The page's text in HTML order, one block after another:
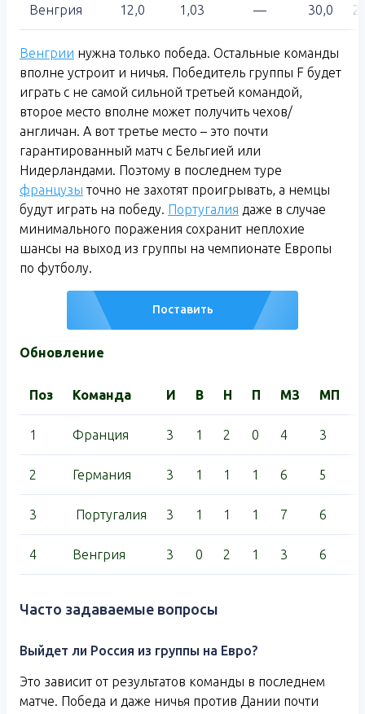
Венгрия 12,0 1,03 — 30,0
Венгрии нужна только победа. Остальные команды
вполне устроит и ничья. Победитель группы F будет
играть с не самой сильной третьей командой,
второе место вполне может получить чехов/
англичан. А вот третье место – это почти
гарантированный матч с Бельгией или
Нидерландами. Поэтому в последнем туре
французы точно не захотят проигрывать, а немцы
будут играть на победу. Португалия даже в случае
минимального поражения сохранит неплохие
шансы на выход из группы на чемпионате Европы
по футболу.
Поставить
Обновление
Поз Команда И В Н П МЗ МП
1 Франция 3 1 2 0 4 3
2 Германия 3 1 1 1 6 5
3 Португалия 3 1 1 1 7 6
4 Венгрия 3 0 2 1 3 6
Часто задаваемые вопросы
Выйдет ли Россия из группы на Евро?
Это зависит от результатов команды в последнем
матче. Победа и даже ничья против Дании почти